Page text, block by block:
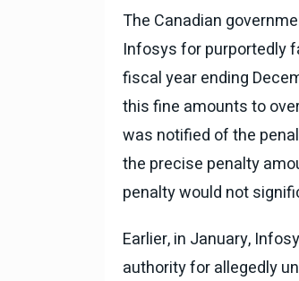
The Canadian
Infosys for purportedly
fiscal year ending
this fine amounts to
was notified of the
the precise penalty
penalty would not
Earlier, in January,
authority for allegedly